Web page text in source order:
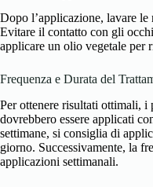
Dopo l’applicazione, lavare le
Evitare il contatto con gli
applicare un olio vegetale per
Frequenza e Durata del
Per ottenere risultati ottimali, i
dovrebbero essere applicati
settimane, si consiglia di
giorno. Successivamente, la
applicazioni settimanali.